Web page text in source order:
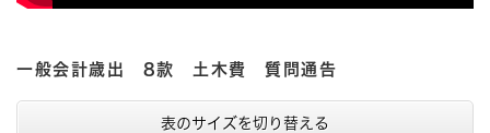
一般会計歳出 8款 土木費 質問通告
表のサイズを切り替える